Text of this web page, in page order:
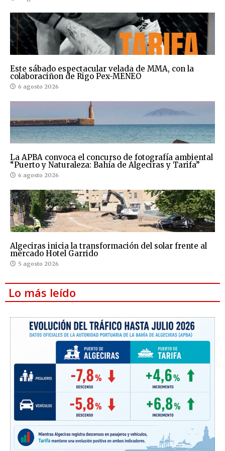
Este sábado espectacular velada de MMA, con la
colaboraciñon de Rigo Pex-MENEO
6 agosto 2026
La APBA convoca el concurso de fotografía ambiental
“Puerto y Naturaleza: Bahía de Algeciras y Tarifa”
6 agosto 2026
Algeciras inicia la transformación del solar frente al
mercado Hotel Garrido
5 agosto 2026
Lo más leído